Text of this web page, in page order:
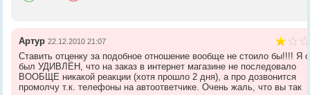
Артур 22.12.2010 21:07
Ставить отценку за подобное отношение вообще не стоило бы!!!! Я
был УДИВЛЁН, что на заказ в интернет магазине не последовало
ВООБЩЕ никакой реакции (хотя прошло 2 дня), а про дозвонится
промолчу т.к. телефоны на автоответчике. Очень жаль, что вы так